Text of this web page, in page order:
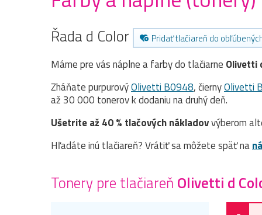
Řada d Color Pridať tlačiareň do
Máme pre vás náplne a farby do tlačiarne Olivetti
Zháňate purpurovýOlivetti B0948, čiernyOlivetti
až 30 000 tonerov k dodaniu na druhý deň.
Ušetrite až 40 % tlačových nákladovvýberom
Hľadáte inú tlačiareň? Vrátiť sa môžete späť na
Tonery pre tlačiareň Olivetti d